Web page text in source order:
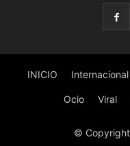
INICIO Internacional
Ocio Viral
© Copyright